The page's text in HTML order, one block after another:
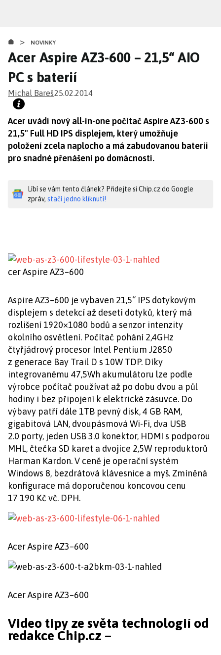
obsahu
> NOVINKY
Acer Aspire AZ3-600 – 21,5“ AIO
PC s baterií
Michal Bareš25.02.2014
Acer uvádí nový all-in-one počítač Aspire AZ3-600 s
21,5" Full HD IPS displejem, který umožňuje
položení zcela naplocho a má zabudovanou baterii
pro snadné přenášení po domácnosti.
Líbí se vám tento článek? Přidejte si Chip.cz do Google
zpráv, stačí jedno kliknutí!
cer Aspire AZ3–600
Aspire AZ3–600 je vybaven 21,5“ IPS dotykovým
displejem s detekcí až deseti dotyků, který má
rozlišení 1920×1080 bodů a senzor intenzity
okolního osvětlení. Počítač pohání 2,4GHz
čtyřjádrový procesor Intel Pentium J2850
z generace Bay Trail D s 10W TDP. Díky
integrovanému 47,5Wh akumulátoru lze podle
výrobce počítač používat až po dobu dvou a půl
hodiny i bez připojení k elektrické zásuvce. Do
výbavy patří dále 1TB pevný disk, 4 GB RAM,
gigabitová LAN, dvoupásmová Wi-Fi, dva USB
2.0 porty, jeden USB 3.0 konektor, HDMI s podporou
MHL, čtečka SD karet a dvojice 2,5W reproduktorů
Harman Kardon. V ceně je operační systém
Windows 8, bezdrátová klávesnice a myš. Zmíněná
konfigurace má doporučenou koncovou cenu
17 190 Kč vč. DPH.
Acer Aspire AZ3–600
Acer Aspire AZ3–600
Video tipy ze světa technologií od
redakce Chip.cz –